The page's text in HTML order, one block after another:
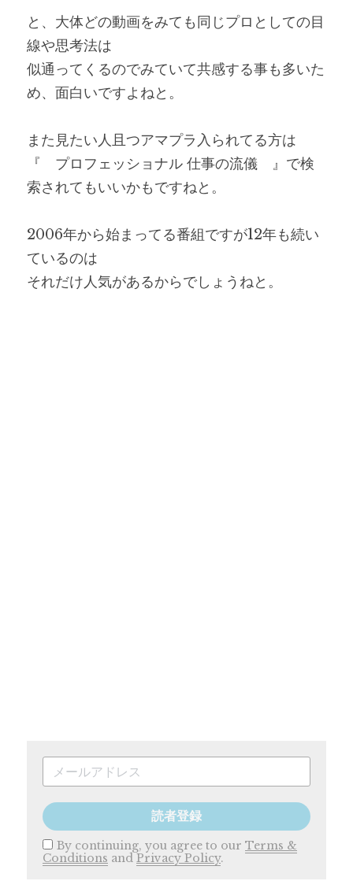
と、大体どの動画をみても同じプロとしての目
線や思考法は
似通ってくるのでみていて共感する事も多いた
め、面白いですよねと。
また見たい人且つアマプラ入られてる方は
『　プロフェッショナル 仕事の流儀　』で検
索されてもいいかもですねと。
2006年から始まってる番組ですが12年も続い
ているのは
それだけ人気があるからでしょうねと。
読者登録
By continuing, you agree to our Terms &
Conditions and Privacy Policy.